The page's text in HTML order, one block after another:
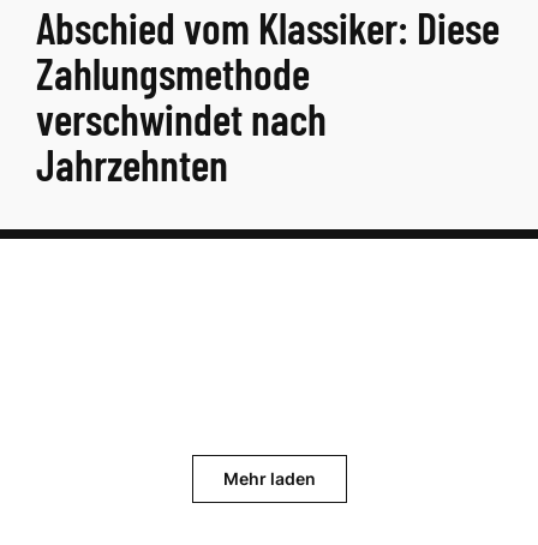
Abschied vom Klassiker: Diese
Zahlungsmethode
verschwindet nach
Jahrzehnten
Mehr laden